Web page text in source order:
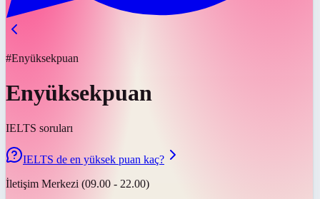
#Enyüksekpuan
Enyüksekpuan
IELTS soruları
IELTS de en yüksek puan kaç?
İletişim Merkezi (09.00 - 22.00)